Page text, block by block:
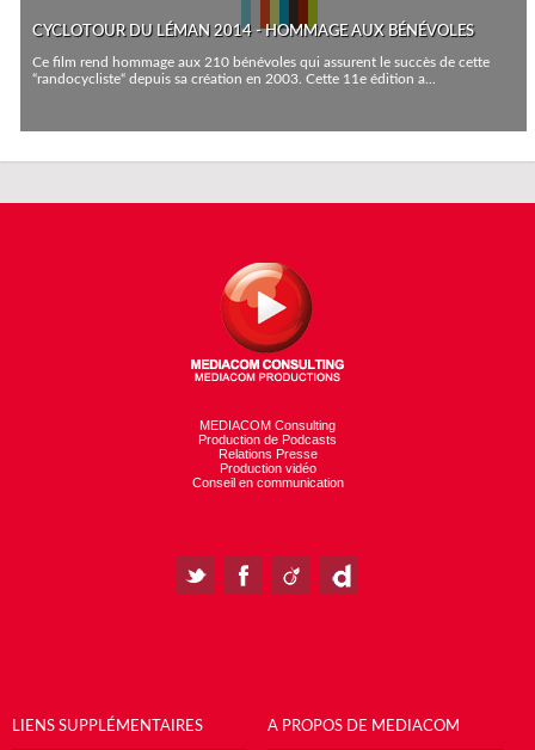
CYCLOTOUR DU LÉMAN 2014 - HOMMAGE AUX BÉNÉVOLES
Ce film rend hommage aux 210 bénévoles qui assurent le succès de cette
“randocycliste“ depuis sa création en 2003. Cette 11e édition a...
MEDIACOM Consulting
Production de Podcasts
Relations Presse
Production vidéo
Conseil en communication
LIENS SUPPLÉMENTAIRES A PROPOS DE MEDIACOM